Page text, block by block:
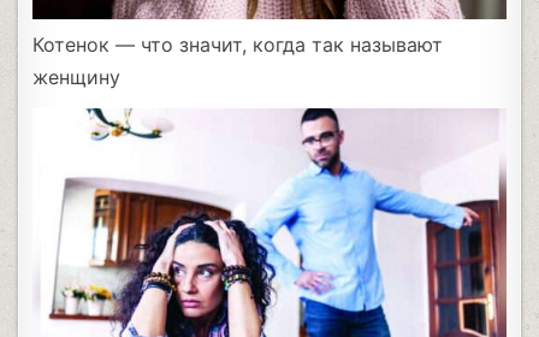
Котенок — что значит, когда так называют
женщину